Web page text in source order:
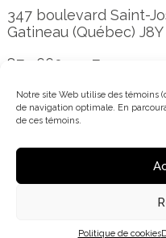
Notre site Web utilise des témoins
de navigation optimale. En
de ces témoins.
Politique de cookies
347 boulevard Saint-
Gatineau (Québec) J8Y
873 660-3557
info@mobi-o.ca
Inscrivez-vous à notre